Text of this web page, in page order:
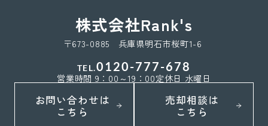
株式会社Rank's
〒673-0885 兵庫県明石市桜町1-6
TEL.0120-777-678
営業時間 9：00～19：00定休日 水曜日
お問い合わせは
こちら
売却相談は
こちら